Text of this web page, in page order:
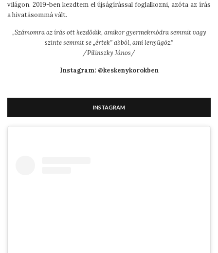
világon. 2019-ben kezdtem el újságírással foglalkozni, azóta az írás
a hivatásommá vált.
„Számomra az írás ott kezdődik, amikor gyermekmódra semmit vagy
szinte semmit se „értek” abból, ami lenyűgöz.”
/Pilinszky János/
Instagram: @keskenykorokben
INSTAGRAM